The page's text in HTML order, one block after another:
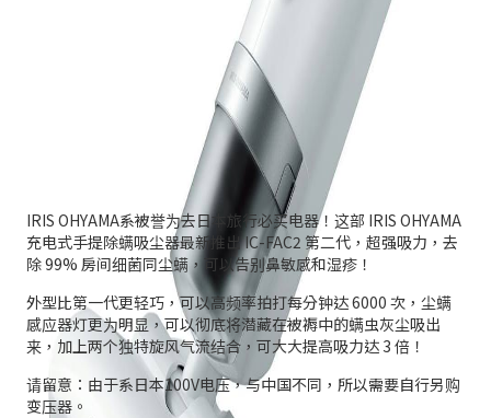
IRIS OHYAMA系被誉为去日本旅行必买电器！这部 IRIS OHYAMA
充电式手提除螨吸尘器最新推出 IC-FAC2 第二代，超强吸力，去
除 99% 房间细菌同尘螨，可以告别鼻敏感和湿疹！
外型比第一代更轻巧，可以高频率拍打每分钟达 6000 次，尘螨
感应器灯更为明显，可以彻底将潜藏在被褥中的螨虫灰尘吸出
来，加上两个独特旋风气流结合，可大大提高吸力达 3 倍！
请留意：由于系日本100V电压，与中国不同，所以需要自行另购
变压器。